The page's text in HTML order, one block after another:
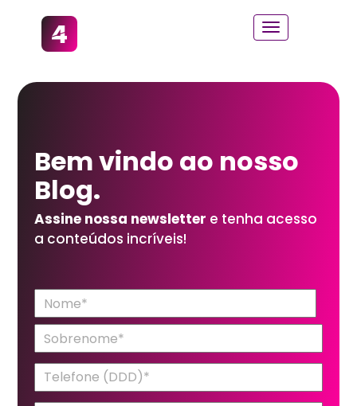
Bem vindo ao nosso
Blog.
Assine nossa newsletter e tenha acesso
a conteúdos incríveis!